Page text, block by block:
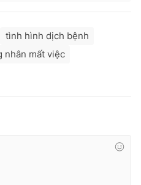
VTV.vn khi phát hành lại
tình hình dịch bệnh
nhân mất việc